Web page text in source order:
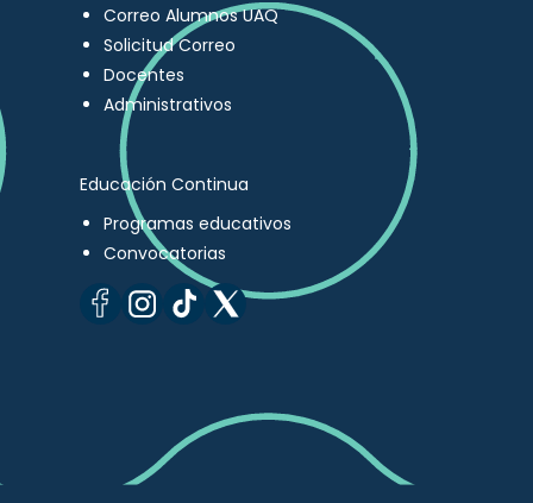
Correo Alumnos UAQ
Solicitud Correo
Docentes
Administrativos
Educación Continua
Programas educativos
Convocatorias